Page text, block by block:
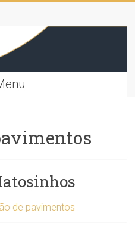
de pavimentos